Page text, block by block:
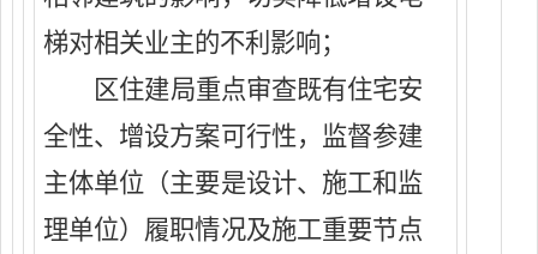
梯对相关业主的不利影响；
区住建局重点审查既有住宅安
全性、 增设方案可行性， 监督参建
主体单位（主要是设计、施工和监
理单位）履职情况及施工重要节点